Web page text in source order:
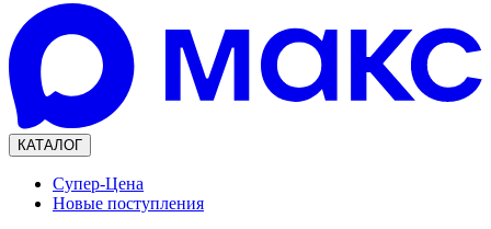
КАТАЛОГ
Супер-Цена
Новые поступления